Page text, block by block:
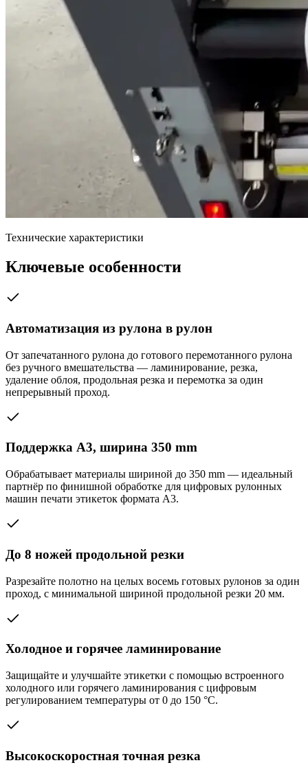
Технические характеристики
Ключевые особенности
Автоматизация из рулона в рулон
От запечатанного рулона до готового перемотанного рулона
без ручного вмешательства — ламинирование, резка,
удаление облоя, продольная резка и перемотка за один
непрерывный проход.
Поддержка A3, ширина 350 mm
Обрабатывает материалы шириной до 350 mm — идеальный
партнёр по финишной обработке для цифровых рулонных
машин печати этикеток формата A3.
До 8 ножей продольной резки
Разрезайте полотно на целых восемь готовых рулонов за один
проход, с минимальной шириной продольной резки 20 мм.
Холодное и горячее ламинирование
Защищайте и улучшайте этикетки с помощью встроенного
холодного или горячего ламинирования с цифровым
регулированием температуры от 0 до 150 °C.
Высокоскоростная точная резка